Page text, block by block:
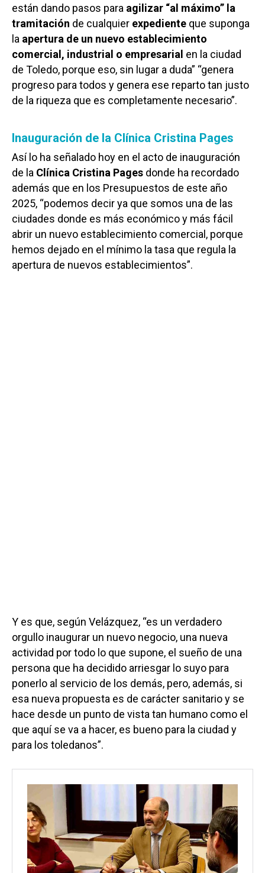
están dando pasos para agilizar “al máximo” la
tramitación de cualquier expediente que suponga
la apertura de un nuevo establecimiento
comercial, industrial o empresarial en la ciudad
de Toledo, porque eso, sin lugar a duda” “genera
progreso para todos y genera ese reparto tan justo
de la riqueza que es completamente necesario”.
Inauguración de la Clínica Cristina Pages
Así lo ha señalado hoy en el acto de inauguración
de la Clínica Cristina Pages donde ha recordado
además que en los Presupuestos de este año
2025, “podemos decir ya que somos una de las
ciudades donde es más económico y más fácil
abrir un nuevo establecimiento comercial, porque
hemos dejado en el mínimo la tasa que regula la
apertura de nuevos establecimientos”.
Y es que, según Velázquez, “es un verdadero
orgullo inaugurar un nuevo negocio, una nueva
actividad por todo lo que supone, el sueño de una
persona que ha decidido arriesgar lo suyo para
ponerlo al servicio de los demás, pero, además, si
esa nueva propuesta es de carácter sanitario y se
hace desde un punto de vista tan humano como el
que aquí se va a hacer, es bueno para la ciudad y
para los toledanos”.